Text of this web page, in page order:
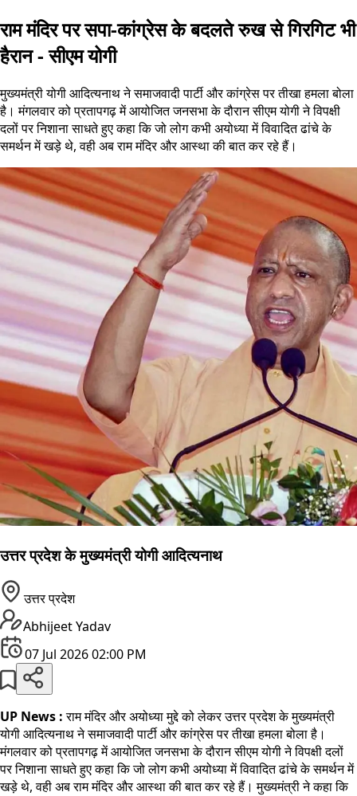
राम मंदिर पर सपा-कांग्रेस के बदलते रुख से गिरगिट भी
हैरान - सीएम योगी
मुख्यमंत्री योगी आदित्यनाथ ने समाजवादी पार्टी और कांग्रेस पर तीखा हमला बोला
है। मंगलवार को प्रतापगढ़ में आयोजित जनसभा के दौरान सीएम योगी ने विपक्षी
दलों पर निशाना साधते हुए कहा कि जो लोग कभी अयोध्या में विवादित ढांचे के
समर्थन में खड़े थे, वही अब राम मंदिर और आस्था की बात कर रहे हैं।
उत्तर प्रदेश के मुख्यमंत्री योगी आदित्यनाथ
उत्तर प्रदेश
Abhijeet Yadav
07 Jul 2026 02:00 PM
UP News :राम मंदिर और अयोध्या मुद्दे को लेकर उत्तर प्रदेश के मुख्यमंत्री
योगी आदित्यनाथ ने समाजवादी पार्टी और कांग्रेस पर तीखा हमला बोला है।
मंगलवार को प्रतापगढ़ में आयोजित जनसभा के दौरान सीएम योगी ने विपक्षी दलों
पर निशाना साधते हुए कहा कि जो लोग कभी अयोध्या में विवादित ढांचे के समर्थन में
खड़े थे, वही अब राम मंदिर और आस्था की बात कर रहे हैं। मुख्यमंत्री ने कहा कि